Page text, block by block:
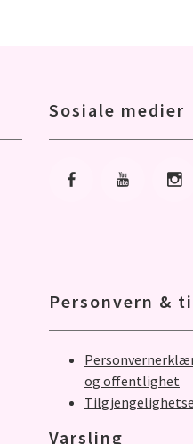
Sosiale medier
Gå til Facebook
Gå til
Personvern &
og offentlighet
Varsling